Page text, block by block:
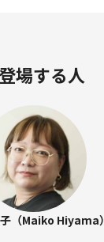
場する人
（Maiko Hiyama）